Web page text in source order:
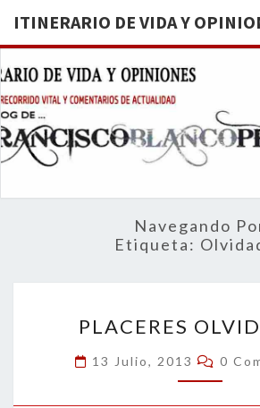
ITINERARIO DE VIDA Y
Navegando
Etiqueta:
PLACERES
13 Julio, 2013 0